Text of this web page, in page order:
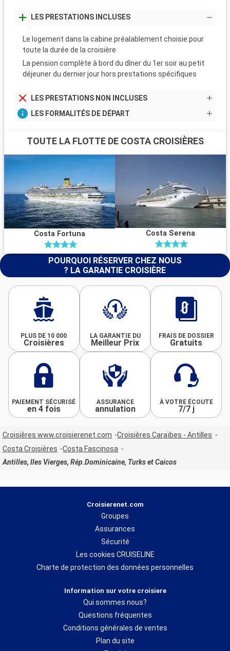
LES PRESTATIONS INCLUSES
Le logement dans la cabine préalablement choisie pour
toute la durée de la croisière
La pension complète à bord du dîner du 1er soir au petit
déjeuner du dernier jour hors prestations spécifiques
LES PRESTATIONS NON INCLUSES
LES FORMALITÉS DE DÉPART
TOUTE LA FLOTTE DE COSTA CROISIÈRES
Costa Fortuna Costa Serena
POURQUOI RÉSERVER CHEZ NOUS
? LA GARANTIE CROISIÈRE
PLUS DE 10 000
Croisières
LA GARANTIE DU
Meilleur Prix
FRAIS DE DOSSIER
Gratuits
PAIEMENT SÉCURISÉ
en 4 fois
ASSURANCE
annulation
À VOTRE ÉCOUTE
7/7 j
Croisières www.croisierenet.com
Croisières Caraïbes - Antilles
Costa Croisières
Costa Fascinosa
Antilles, Iles Vierges, Rép.Dominicaine, Turks et Caicos
Croisierenet.com
Groupes
Assurances
Sécurité
Les cookies CRUISELINE
Charte de protection des données personnelles
Information sur votre croisiere
Qui sommes nous?
Questions fréquentes
Conditions générales de ventes
Plan du site